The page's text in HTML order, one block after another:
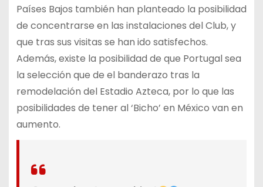
Países Bajos también han planteado la posibilidad
de concentrarse en las instalaciones del Club, y
que tras sus visitas se han ido satisfechos.
Además, existe la posibilidad de que Portugal sea
la selección que de el banderazo tras la
remodelación del Estadio Azteca, por lo que las
posibilidades de tener al ‘Bicho’ en México van en
aumento.